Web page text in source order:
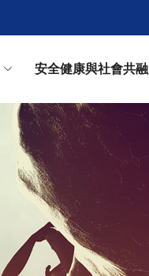
安全健康與社會共融